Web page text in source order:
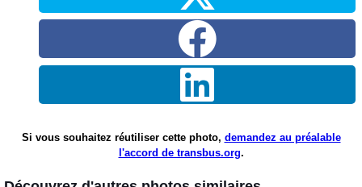
Si vous souhaitez réutiliser cette photo, demandez au préalable
l'accord de transbus.org.